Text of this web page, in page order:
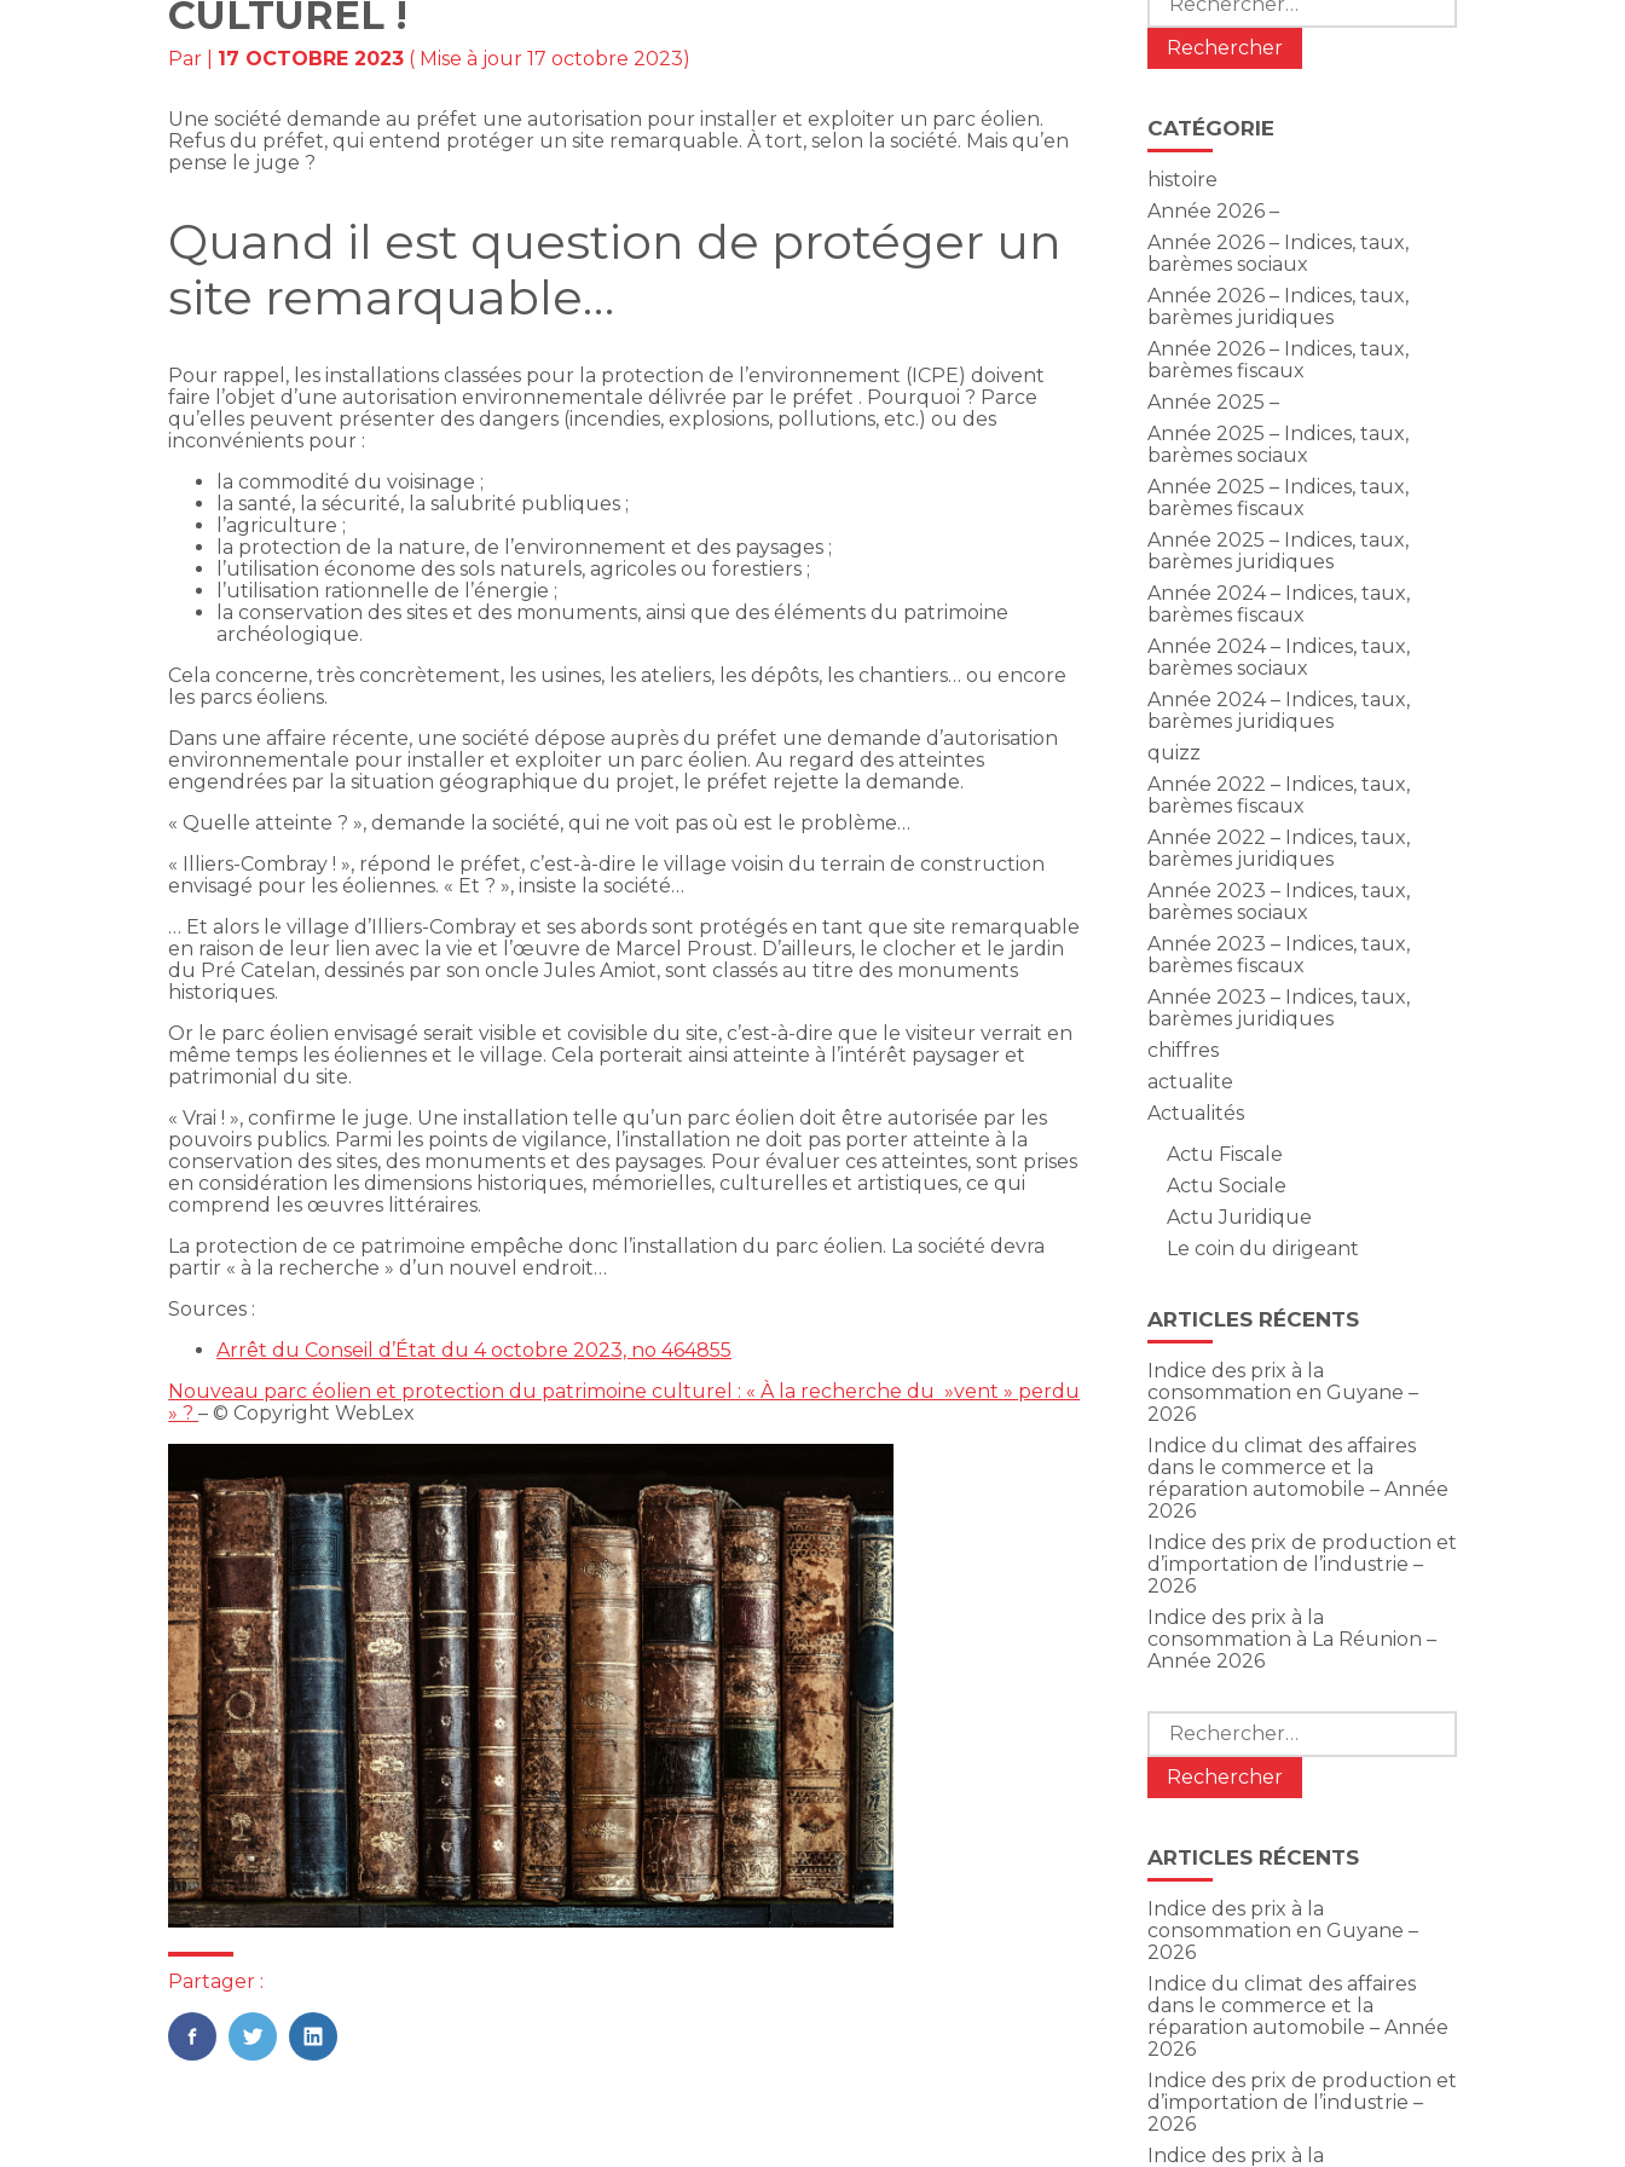
CULTUREL !
Par 17 OCTOBRE 2023 ( Mise à jour 17 octobre 2023)
Une société demande au préfet une autorisation pour installer et exploiter un parc éolien.
Refus du préfet, qui entend protéger un site remarquable. À tort, selon la société. Mais qu’en
pense le juge ?
Quand il est question de protéger un
site remarquable…
Pour rappel, les installations classées pour la protection de l’environnement (ICPE) doivent
faire l’objet d’une autorisation environnementale délivrée par le préfet . Pourquoi ? Parce
qu’elles peuvent présenter des dangers (incendies, explosions, pollutions, etc.) ou des
inconvénients pour :
la commodité du voisinage ;
la santé, la sécurité, la salubrité publiques ;
l’agriculture ;
la protection de la nature, de l’environnement et des paysages ;
l’utilisation économe des sols naturels, agricoles ou forestiers ;
l’utilisation rationnelle de l’énergie ;
la conservation des sites et des monuments, ainsi que des éléments du patrimoine
archéologique.
Cela concerne, très concrètement, les usines, les ateliers, les dépôts, les chantiers… ou encore
les parcs éoliens.
Dans une affaire récente, une société dépose auprès du préfet une demande d’autorisation
environnementale pour installer et exploiter un parc éolien. Au regard des atteintes
engendrées par la situation géographique du projet, le préfet rejette la demande.
« Quelle atteinte ? », demande la société, qui ne voit pas où est le problème…
« Illiers-Combray ! », répond le préfet, c’est-à-dire le village voisin du terrain de construction
envisagé pour les éoliennes. « Et ? », insiste la société…
… Et alors le village d’Illiers-Combray et ses abords sont protégés en tant que site remarquable
en raison de leur lien avec la vie et l’œuvre de Marcel Proust. D’ailleurs, le clocher et le jardin
du Pré Catelan, dessinés par son oncle Jules Amiot, sont classés au titre des monuments
historiques.
Or le parc éolien envisagé serait visible et covisible du site, c’est-à-dire que le visiteur verrait en
même temps les éoliennes et le village. Cela porterait ainsi atteinte à l’intérêt paysager et
patrimonial du site.
« Vrai ! », confirme le juge. Une installation telle qu’un parc éolien doit être autorisée par les
pouvoirs publics. Parmi les points de vigilance, l’installation ne doit pas porter atteinte à la
conservation des sites, des monuments et des paysages. Pour évaluer ces atteintes, sont prises
en considération les dimensions historiques, mémorielles, culturelles et artistiques, ce qui
comprend les œuvres littéraires.
La protection de ce patrimoine empêche donc l’installation du parc éolien. La société devra
partir « à la recherche » d’un nouvel endroit…
Sources :
Arrêt du Conseil d’État du 4 octobre 2023, no 464855
Nouveau parc éolien et protection du patrimoine culturel : « À la recherche du »vent » perdu
» ?– © Copyright WebLex
Partager :
FaceBook
TwitterLinkedIn
CATÉGORIE
histoire
Année 2026 –
Année 2026 – Indices, taux,
barèmes sociaux
Année 2026 – Indices, taux,
barèmes juridiques
Année 2026 – Indices, taux,
barèmes fiscaux
Année 2025 –
Année 2025 – Indices, taux,
barèmes sociaux
Année 2025 – Indices, taux,
barèmes fiscaux
Année 2025 – Indices, taux,
barèmes juridiques
Année 2024 – Indices, taux,
barèmes fiscaux
Année 2024 – Indices, taux,
barèmes sociaux
Année 2024 – Indices, taux,
barèmes juridiques
quizz
Année 2022 – Indices, taux,
barèmes fiscaux
Année 2022 – Indices, taux,
barèmes juridiques
Année 2023 – Indices, taux,
barèmes sociaux
Année 2023 – Indices, taux,
barèmes fiscaux
Année 2023 – Indices, taux,
barèmes juridiques
chiffres
actualite
Actualités
Actu Fiscale
Actu Sociale
Actu Juridique
Le coin du dirigeant
ARTICLES RÉCENTS
Indice des prix à la
consommation en Guyane –
2026
Indice du climat des affaires
dans le commerce et la
réparation automobile – Année
2026
Indice des prix de production et
d’importation de l’industrie –
2026
Indice des prix à la
consommation à La Réunion –
Année 2026
Rechercher :
ARTICLES RÉCENTS
Indice des prix à la
consommation en Guyane –
2026
Indice du climat des affaires
dans le commerce et la
réparation automobile – Année
2026
Indice des prix de production et
d’importation de l’industrie –
2026
Indice des prix à la